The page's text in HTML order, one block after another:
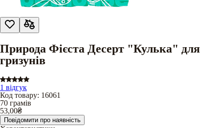
Природа Фієста Десерт "Кулька" для
гризунів
1 відгук
Код товару: 16061
70 грамів
53,00₴
Повідомити про наявність